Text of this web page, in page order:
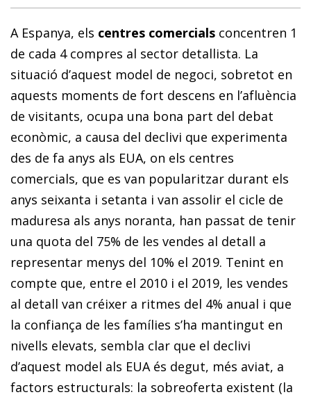
A Espanya, els centres comercials concentren 1
de cada 4 compres al sector detallista. La
situació d’aquest model de negoci, sobretot en
aquests moments de fort descens en l’afluència
de visitants, ocupa una bona part del debat
econòmic, a causa del declivi que experimenta
des de fa anys als EUA, on els centres
comercials, que es van popularitzar durant els
anys seixanta i setanta i van assolir el cicle de
maduresa als anys noranta, han passat de tenir
una quota del 75% de les vendes al detall a
representar menys del 10% el 2019. Tenint en
compte que, entre el 2010 i el 2019, les vendes
al detall van créixer a ritmes del 4% anual i que
la confiança de les famílies s’ha mantingut en
nivells elevats, sembla clar que el declivi
d’aquest model als EUA és degut, més aviat, a
factors estructurals: la sobreoferta existent (la